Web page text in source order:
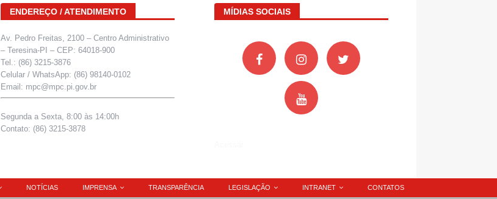
ENDEREÇO / ATENDIMENTO
Av. Pedro Freitas, 2100 – Centro Administrativo
– Teresina-PI – CEP: 64018-900
Tel.: (86) 3215-3876
Celular / WhatsApp: (86) 98140-0102
Email: mpc@mpc.pi.gov.br
Segunda a Sexta, 8:00 às 14:00h
Contato: (86) 3215-3878
MÍDIAS SOCIAIS
NOTÍCIAS IMPRENSA TRANSPARÊNCIA LEGISLAÇÃO INTRANET CONTATOS